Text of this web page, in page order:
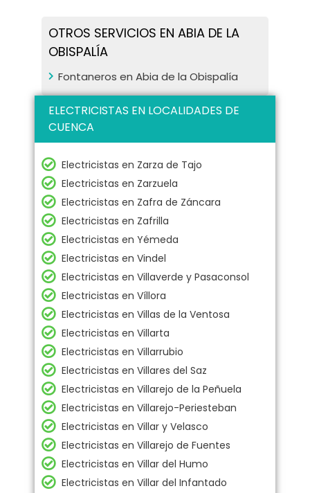
OTROS SERVICIOS EN ABIA DE LA
OBISPALÍA
Fontaneros en Abia de la Obispalía
ELECTRICISTAS EN LOCALIDADES DE
CUENCA
Electricistas en Zarza de Tajo
Electricistas en Zarzuela
Electricistas en Zafra de Záncara
Electricistas en Zafrilla
Electricistas en Yémeda
Electricistas en Vindel
Electricistas en Villaverde y Pasaconsol
Electricistas en Víllora
Electricistas en Villas de la Ventosa
Electricistas en Villarta
Electricistas en Villarrubio
Electricistas en Villares del Saz
Electricistas en Villarejo de la Peñuela
Electricistas en Villarejo-Periesteban
Electricistas en Villar y Velasco
Electricistas en Villarejo de Fuentes
Electricistas en Villar del Humo
Electricistas en Villar del Infantado